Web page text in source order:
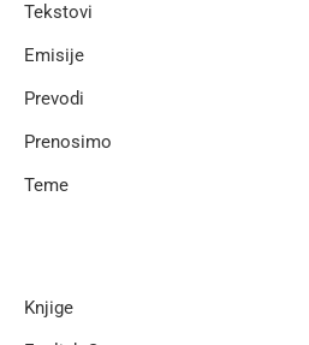
Tekstovi
Emisije
Prevodi
Prenosimo
Teme
Knjige